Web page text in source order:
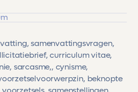
samenvattingsvragen,
curriculum vitae,
sarcasme,, cynisme,
beknopte